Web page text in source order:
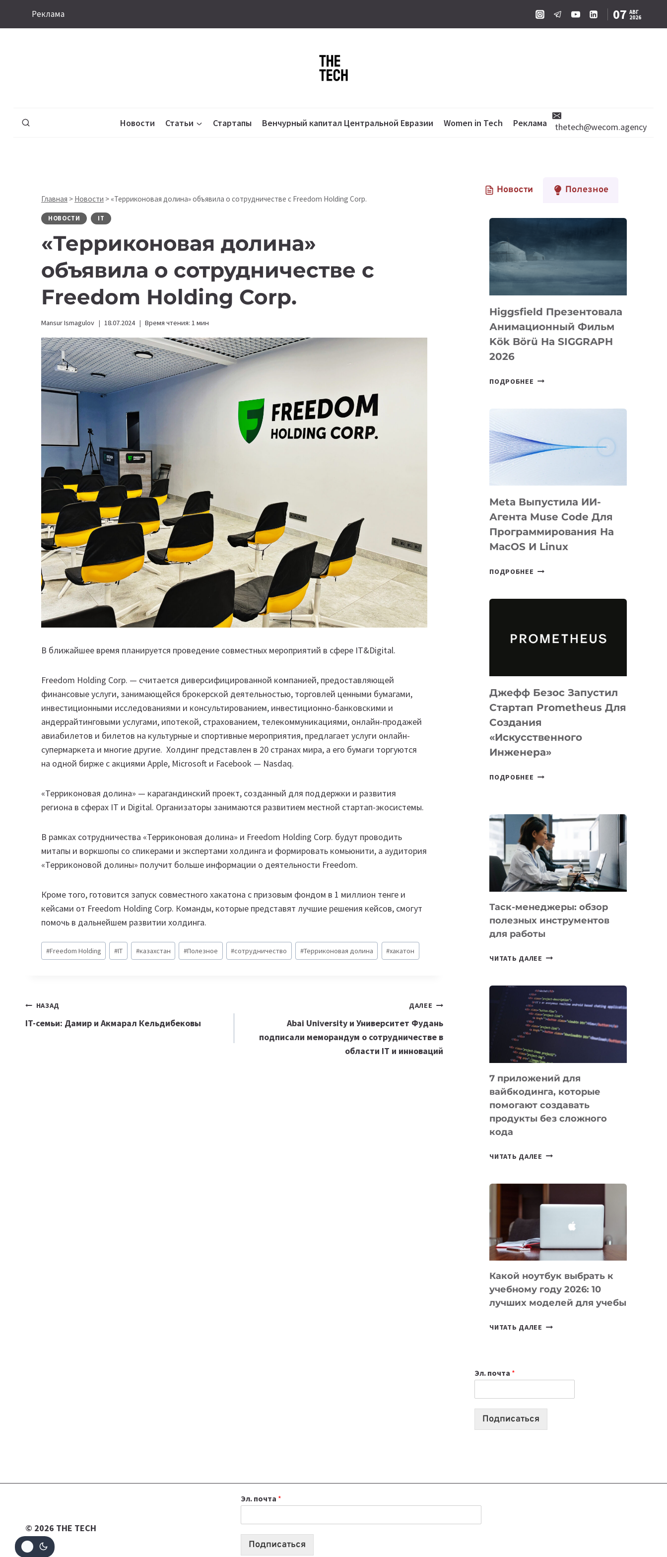
Реклама 07 АВГ
2026
Новости Статьи Стартапы Венчурный капитал Центральной Евразии Women in Tech Реклама thetech@wecom.agency
Главная > Новости > «Терриконовая долина» объявила о сотрудничестве с Freedom Holding Corp.
НОВОСТИ IT
«Терриконовая долина»
объявила о сотрудничестве с
Freedom Holding Corp.
Mansur Ismagulov 18.07.2024 Время чтения: 1 мин
В ближайшее время планируется проведение совместных мероприятий в сфере IT&Digital.
Freedom Holding Corp. — считается диверсифицированной компанией, предоставляющей
финансовые услуги, занимающейся брокерской деятельностью, торговлей ценными бумагами,
инвестиционными исследованиями и консультированием, инвестиционно-банковскими и
андеррайтинговыми услугами, ипотекой, страхованием, телекоммуникациями, онлайн-продажей
авиабилетов и билетов на культурные и спортивные мероприятия, предлагает услуги онлайн-
супермаркета и многие другие. Холдинг представлен в 20 странах мира, а его бумаги торгуются
на одной бирже с акциями Apple, Microsoft и Facebook — Nasdaq.
«Терриконовая долина» — карагандинский проект, созданный для поддержки и развития
региона в сферах IT и Digital. Организаторы занимаются развитием местной стартап-экосистемы.
В рамках сотрудничества «Терриконовая долина» и Freedom Holding Corp. будут проводить
митапы и воркшопы со спикерами и экспертами холдинга и формировать комьюнити, а аудитория
«Терриконовой долины» получит больше информации о деятельности Freedom.
Кроме того, готовится запуск совместного хакатона с призовым фондом в 1 миллион тенге и
кейсами от Freedom Holding Corp. Команды, которые представят лучшие решения кейсов, смогут
помочь в дальнейшем развитии холдинга.
Метки
записи:
#Freedom Holding #IT #казахстан #Полезное #сотрудничество #Терриконовая долина #хакатон
Навигация
по
НАЗАД
IT-семьи: Дамир и Акмарал Кельдибековы
ДАЛЕЕ
Abai University и Университет Фудань
подписали меморандум о сотрудничестве в
области IT и инноваций
Новости Полезное
Higgsfield Презентовала
Анимационный Фильм
Kök Börü На SIGGRAPH
2026
ПОДРОБНЕЕ HIGGSFIELD
BÖRÜ
НА
Meta Выпустила ИИ-
Агента Muse Code Для
Программирования На
MacOS И Linux
ПОДРОБНЕЕ META
ДЛЯ
И
LINUX
Джефф Безос Запустил
Стартап Prometheus Для
Создания
«искусственного
Инженера»
ПОДРОБНЕЕ ДЖЕФФ
PROMETHEUS
ДЛЯ
СОЗДАНИЯ
«ИСКУССТВЕННОГО
ИНЖЕНЕРА»
Таск-менеджеры: обзор
полезных инструментов
для работы
ЧИТАТЬ ДАЛЕЕ ТАСК-
ПОЛЕЗНЫХ
ИНСТРУМЕНТОВ
ДЛЯ
РАБОТЫ
7 приложений для
вайбкодинга, которые
помогают создавать
продукты без сложного
кода
ЧИТАТЬ ДАЛЕЕ
КОТОРЫЕ
СОЗДАВАТЬ
БЕЗ
КОДА
Какой ноутбук выбрать к
учебному году 2026: 10
лучших моделей для учебы
ЧИТАТЬ ДАЛЕЕ КАКОЙ
2026:
10
Эл. почта *
Подписаться
© 2026 THE TECH
Эл. почта *
Подписаться